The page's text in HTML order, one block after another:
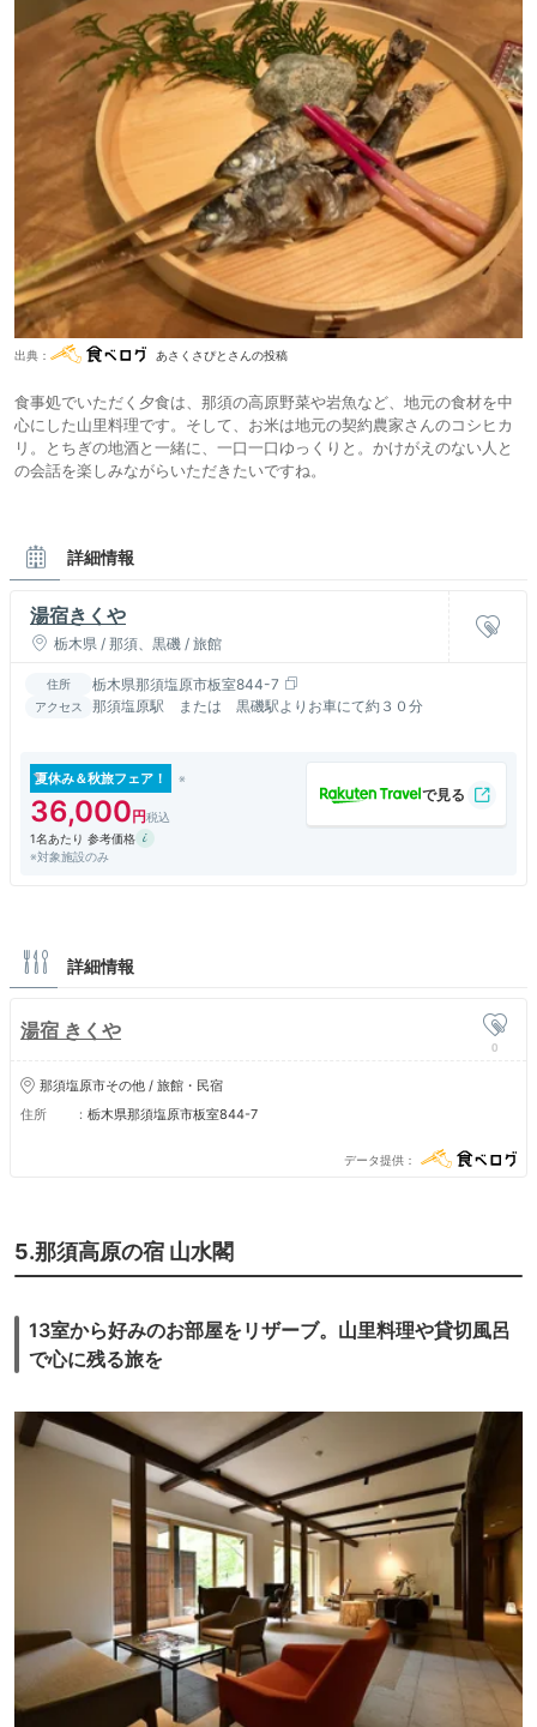
出典： あさくさぴとさんの投稿
食事処でいただく夕食は、那須の高原野菜や岩魚など、地元の食材を中
心にした山里料理です。そして、お米は地元の契約農家さんのコシヒカ
リ。とちぎの地酒と一緒に、一口一口ゆっくりと。かけがえのない人と
の会話を楽しみながらいただきたいですね。
詳細情報
湯宿きくや
栃木県 / 那須、黒磯 / 旅館
住所 栃木県那須塩原市板室844-7
アクセス 那須塩原駅 または 黒磯駅よりお車にて約３０分
夏休み＆秋旅フェア！
36,000
1名あたり 参考価格
※対象施設のみ
詳細情報
湯宿 きくや
0
那須塩原市その他 / 旅館・民宿
住所
栃木県那須塩原市板室844-7
データ提供
5.那須高原の宿 山水閣
13室から好みのお部屋をリザーブ。山里料理や貸切風呂
で心に残る旅を